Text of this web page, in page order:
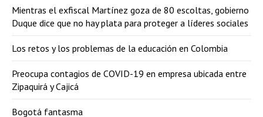
Mientras el exfiscal Martínez goza de 80 escoltas, gobierno
Duque dice que no hay plata para proteger a líderes sociales
Los retos y los problemas de la educación en Colombia
Preocupa contagios de COVID-19 en empresa ubicada entre
Zipaquirá y Cajicá
Bogotá fantasma